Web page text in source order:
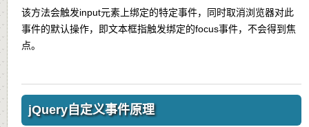
该方法会触发input元素上绑定的特定事件，同时取消浏览器对此
事件的默认操作，即文本框指触发绑定的focus事件，不会得到焦
点。
jQuery自定义事件原理